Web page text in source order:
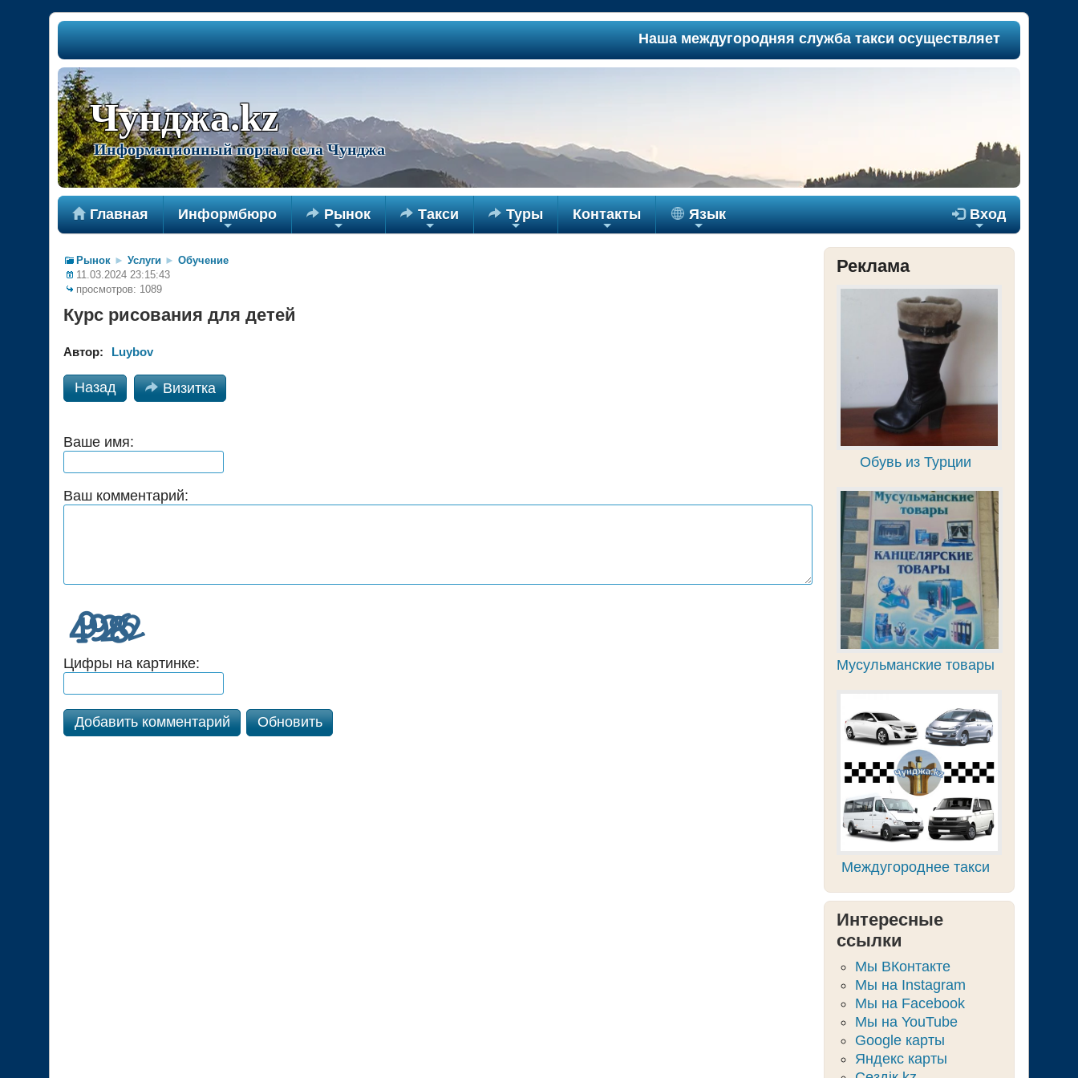
Наша междугородняя служба такси осуществляет
Чунджа.kz
Информационный портал села Чунджа
 Главная Информбюро  Рынок  Такси  Туры Контакты Язык  Вход
Рынок ► Услуги ► Обучение
11.03.2024 23:15:43
просмотров: 1089
Курс рисования для детей
Автор: Luybov
Назад  Визитка
Ваше имя:
Ваш комментарий:
Цифры на картинке:
Добавить комментарий Обновить
Реклама
Обувь из Турции
Мусульманские товары
Междугороднее такси
Интересные
ссылки
Мы ВКонтакте
Мы на Instagram
Мы на Facebook
Мы на YouTube
Google карты
Яндекс карты